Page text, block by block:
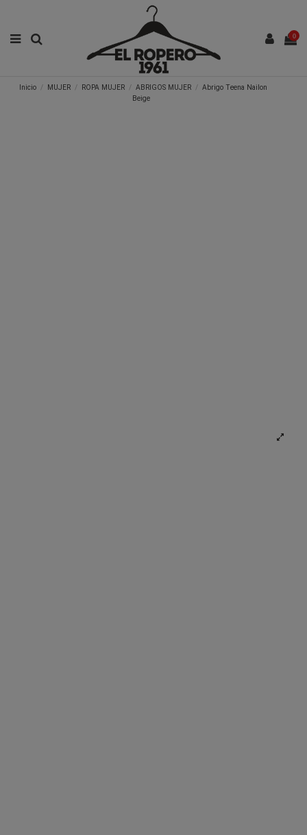
0
Inicio MUJER ROPA MUJER ABRIGOS MUJER
Abrigo Teena Nailon
Beige